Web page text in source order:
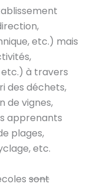
etc.) mais
etc.) à travers
des déchets,
de vignes,
apprenants
plages,
etc.
sont